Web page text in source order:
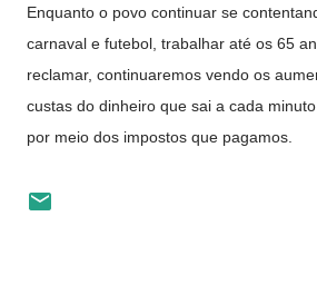
Enquanto o povo continuar se
carnaval e futebol, trabalhar até os 65
reclamar, continuaremos vendo os
custas do dinheiro que sai a cada
por meio dos impostos que pagamos.